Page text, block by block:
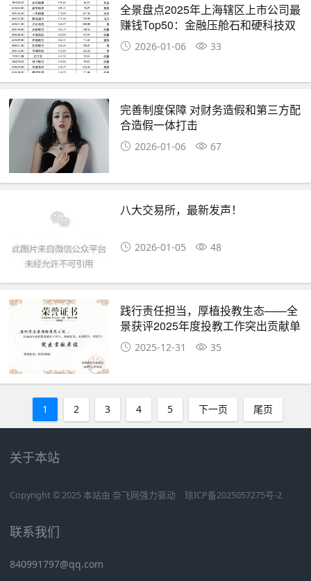
全景盘点2025年上海辖区上市公司最
赚钱Top50：金融压舱石和硬科技双
轮驱动
2026-01-06 33
完善制度保障 对财务造假和第三方配
合造假一体打击
2026-01-06 67
八大交易所，最新发声！
2026-01-05 48
践行责任担当，厚植投教生态——全
景获评2025年度投教工作突出贡献单
位 2025-12-31 35
1 2 3 4 5 下一页 尾页
关于本站
Copyright © 2025 本站由 奈飞网强力驱动 琼ICP备2025057275号-2
联系我们
840991797@qq.com